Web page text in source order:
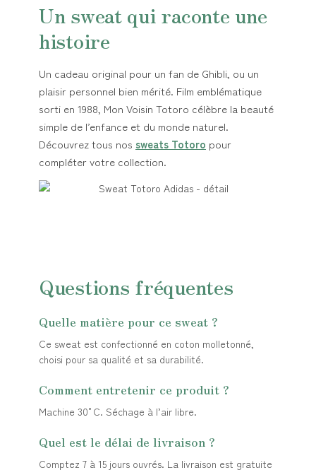
Un sweat qui raconte une
histoire
Un cadeau original pour un fan de Ghibli, ou un
plaisir personnel bien mérité. Film emblématique
sorti en 1988, Mon Voisin Totoro célèbre la beauté
simple de l’enfance et du monde naturel.
Découvrez tous nos sweats Totoro pour
compléter votre collection.
Questions fréquentes
Quelle matière pour ce sweat ?
Ce sweat est confectionné en coton molletonné,
choisi pour sa qualité et sa durabilité.
Comment entretenir ce produit ?
Machine 30°C. Séchage à l’air libre.
Quel est le délai de livraison ?
Comptez 7 à 15 jours ouvrés. La livraison est gratuite